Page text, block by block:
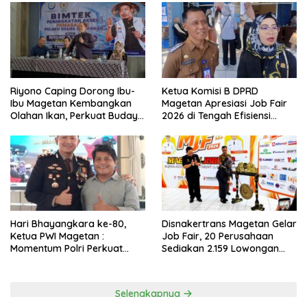
Riyono Caping Dorong Ibu-
Ibu Magetan Kembangkan
Olahan Ikan, Perkuat Budaya
Ketua Komisi B DPRD
Magetan Apresiasi Job Fair
2026 di Tengah Efisiensi
Hari Bhayangkara ke-80,
Ketua PWI Magetan :
Momentum Polri Perkuat
Disnakertrans Magetan Gelar
Job Fair, 20 Perusahaan
Sediakan 2.159 Lowongan
Selengkapnya